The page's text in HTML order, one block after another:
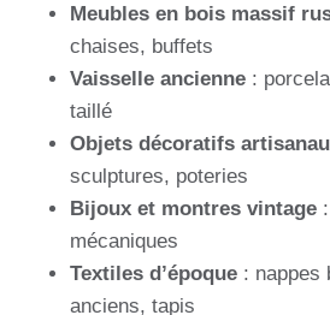
Meubles en bois massif
chaises, buffets
Vaisselle ancienne :
taillé
Objets décoratifs
sculptures, poteries
Bijoux et montres vintage
mécaniques
Textiles d’époque : nappes
anciens, tapis